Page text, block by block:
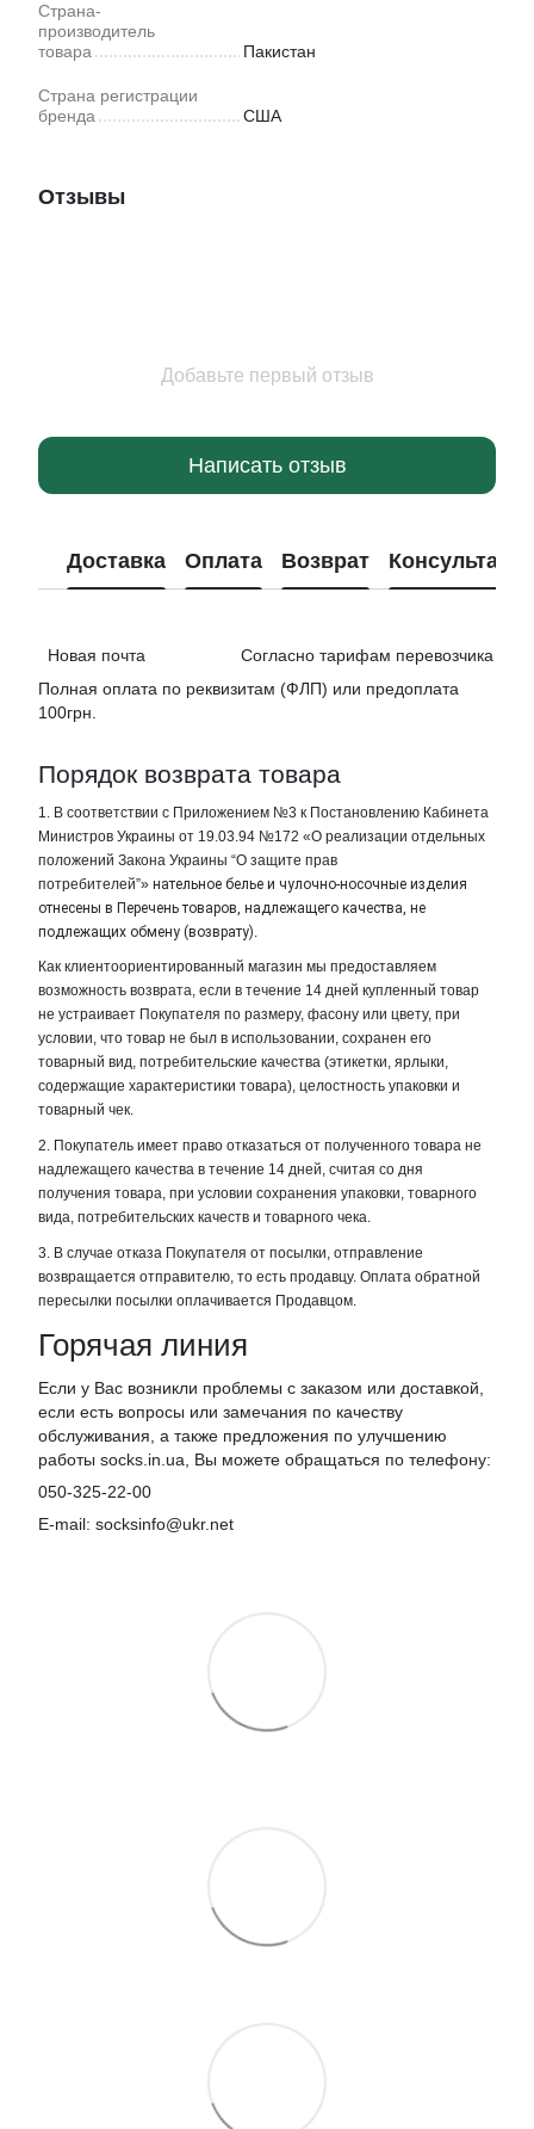
Страна-
производитель
товара
Пакистан
Страна регистрации
бренда
США
Отзывы
Добавьте первый отзыв
Написать отзыв
Доставка Оплата Возврат
Новая почта Согласно тарифам перевозчика
Полная оплата по реквизитам (ФЛП) или предоплата
100грн.
Порядок возврата товара
1. В соответствии с Приложением №3 к Постановлению Кабинета
Министров Украины от 19.03.94 №172 «О реализации отдельных
положений Закона Украины “О защите прав
потребителей”» нательное белье и чулочно-носочные изделия
отнесены в Перечень товаров, надлежащего качества, не
подлежащих обмену (возврату).
Как клиентоориентированный магазин мы предоставляем
возможность возврата, если в течение 14 дней купленный товар
не устраивает Покупателя по размеру, фасону или цвету, при
условии, что товар не был в использовании, сохранен его
товарный вид, потребительские качества (этикетки, ярлыки,
содержащие характеристики товара), целостность упаковки и
товарный чек.
2. Покупатель имеет право отказаться от полученного товара не
надлежащего качества в течение 14 дней, считая со дня
получения товара, при условии сохранения упаковки, товарного
вида, потребительских качеств и товарного чека.
3. В случае отказа Покупателя от посылки, отправление
возвращается отправителю, то есть продавцу. Оплата обратной
пересылки посылки оплачивается Продавцом.
Горячая линия
Если у Вас возникли проблемы с заказом или доставкой,
если есть вопросы или замечания по качеству
обслуживания, а также предложения по улучшению
работы socks.in.ua, Вы можете обращаться по телефону:
050-325-22-00
E-mail: socksinfo@ukr.net